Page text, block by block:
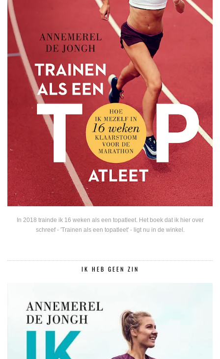
In 2018 trainde ik 16 weken als een topatleet. Het boek dat ik hier over
schreef - 'Trainen als een topatleet' - ligt nu in de winkel.
IK HEB GEEN ZIN